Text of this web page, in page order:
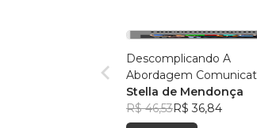
Descomplicando A
Abordagem
Stella de Mendonça
R$ 46,53R$ 36,84